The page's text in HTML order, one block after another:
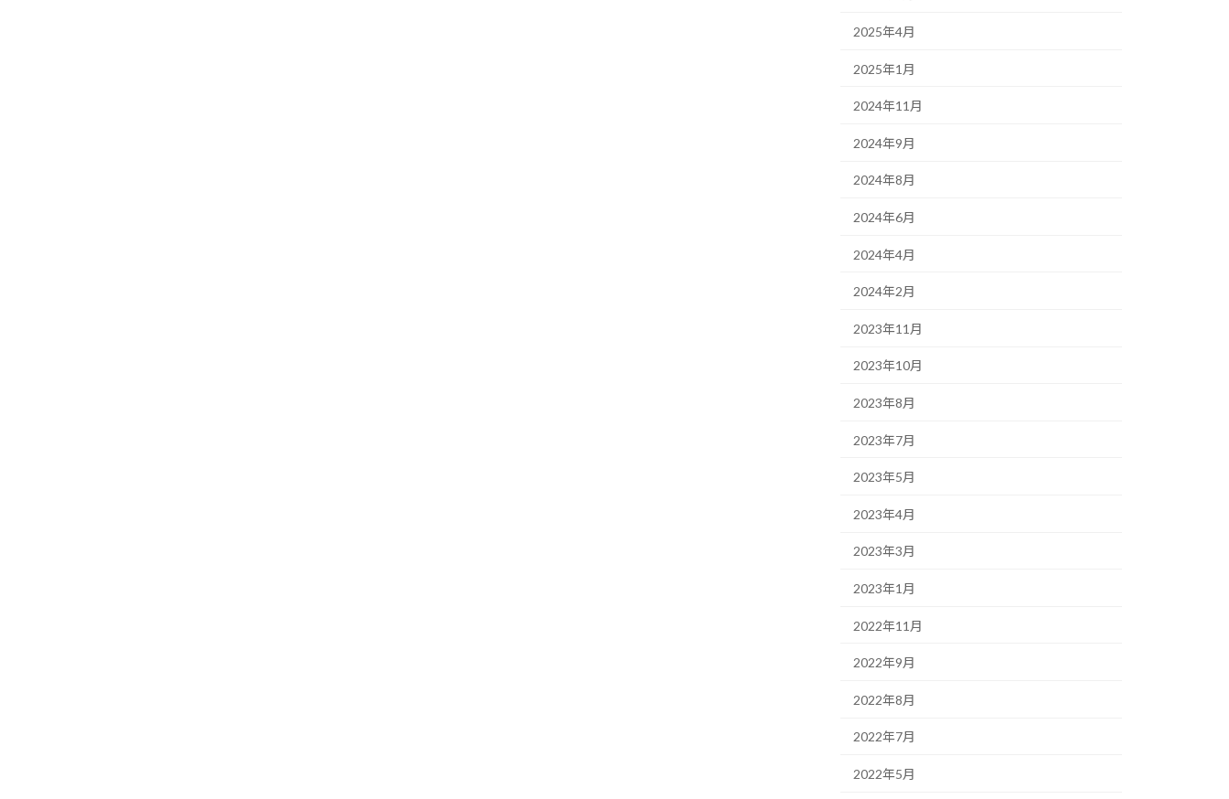
2025年4月
2025年1月
2024年11月
2024年9月
2024年8月
2024年6月
2024年4月
2024年2月
2023年11月
2023年10月
2023年8月
2023年7月
2023年5月
2023年4月
2023年3月
2023年1月
2022年11月
2022年9月
2022年8月
2022年7月
2022年5月